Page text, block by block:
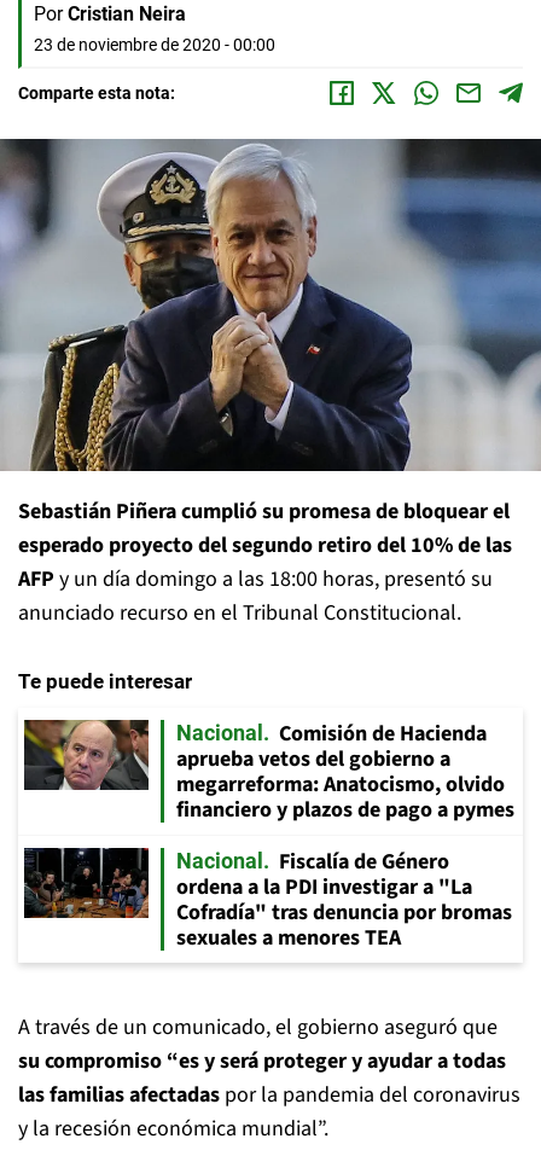
Por Cristian Neira
23 de noviembre de 2020 - 00:00
Comparte esta nota:
Sebastián Piñera cumplió su promesa de bloquear el
esperado proyecto del segundo retiro del 10% de las
AFP y un día domingo a las 18:00 horas, presentó su
anunciado recurso en el Tribunal Constitucional.
Te puede interesar
Nacional
Comisión de Hacienda
aprueba vetos del gobierno a
megarreforma: Anatocismo, olvido
financiero y plazos de pago a pymes
Nacional
Fiscalía de Género
ordena a la PDI investigar a "La
Cofradía" tras denuncia por bromas
sexuales a menores TEA
A través de un comunicado, el gobierno aseguró que
su compromiso “es y será proteger y ayudar a todas
las familias afectadas por la pandemia del coronavirus
y la recesión económica mundial”.